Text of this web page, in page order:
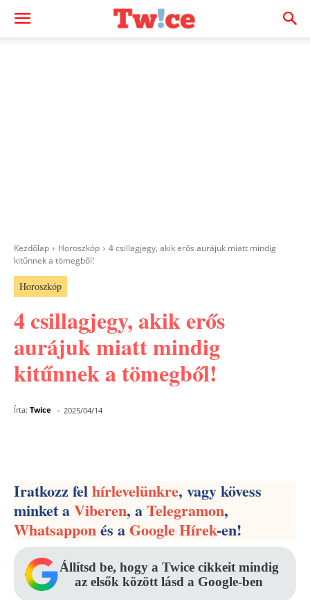
Kezdőlap Horoszkóp
4 csillagjegy, akik erős aurájuk miatt mindig
kitűnnek a tömegből!
Horoszkóp
4 csillagjegy, akik erős
aurájuk miatt mindig
kitűnnek a tömegből!
Írta: Twice - 2025/04/14
Iratkozz felhírlevelünkre, vagy kövess
minket aViberen, aTelegramon,
Whatsapponés aGoogle Hírek-en!
Állítsd be, hogy a Twice cikkeit mindig
az elsők között lásd a Google-ben